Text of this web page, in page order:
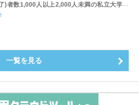
)者数1,000人以上2,000人未満の私立大学で
を獲得！～実就職率は26.5%（前年比＋
伸長、東京の私立大学でも10位にランクイン
一覧を見る